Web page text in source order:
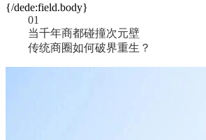
{/dede:field.body}
01
当千年商都碰撞次元壁
传统商圈如何破界重生？